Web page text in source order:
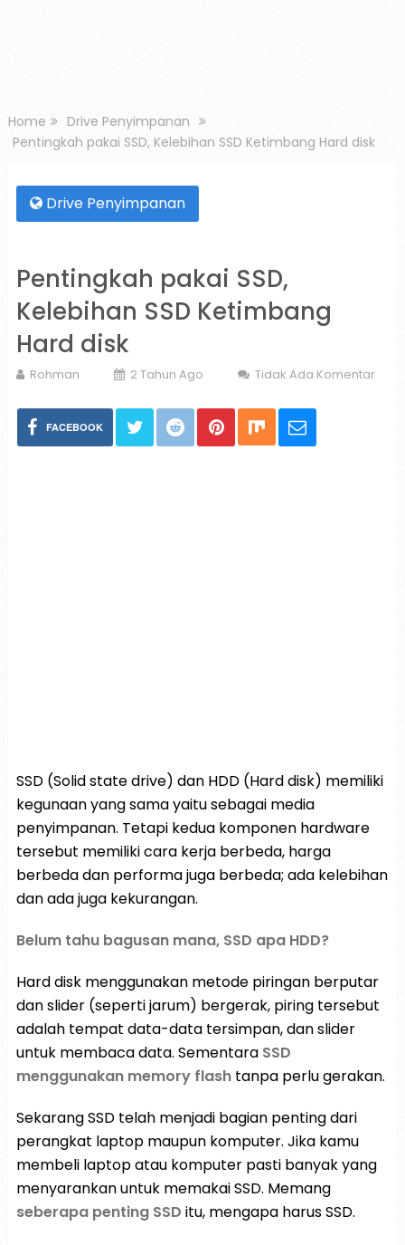
Home
Drive Penyimpanan
Pentingkah pakai SSD, Kelebihan SSD Ketimbang Hard disk
Drive Penyimpanan
Pentingkah pakai SSD,
Kelebihan SSD Ketimbang
Hard disk
Rohman 2 Tahun Ago Tidak Ada Komentar
FACEBOOK
SSD (Solid state drive) dan HDD (Hard disk) memiliki
kegunaan yang sama yaitu sebagai media
penyimpanan. Tetapi kedua komponen hardware
tersebut memiliki cara kerja berbeda, harga
berbeda dan performa juga berbeda; ada kelebihan
dan ada juga kekurangan.
Belum tahu bagusan mana, SSD apa HDD?
Hard disk menggunakan metode piringan berputar
dan slider (seperti jarum) bergerak, piring tersebut
adalah tempat data-data tersimpan, dan slider
untuk membaca data. Sementara SSD
menggunakan memory flashtanpa perlu gerakan.
Sekarang SSD telah menjadi bagian penting dari
perangkat laptop maupun komputer. Jika kamu
membeli laptop atau komputer pasti banyak yang
menyarankan untuk memakai SSD. Memang
seberapa penting SSD itu, mengapa harus SSD.